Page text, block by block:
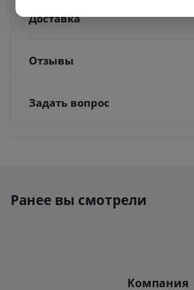
Доставка
Отзывы
Задать вопрос
Ранее вы смотрели
Компания